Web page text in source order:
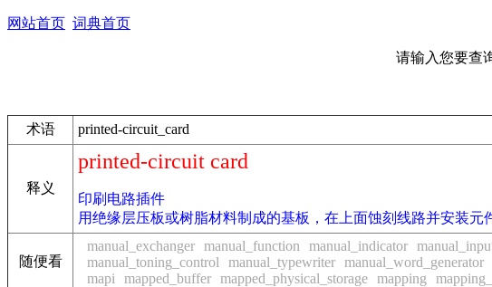
网站首页 词典首页
请输入您要查
术语 printed-circuit_card
释义
printed-circuit card
印刷电路插件
用绝缘层压板或树脂材料制成的基板，在上面蚀刻线路并安装元
随便看
manual_exchanger manual_function manual_indicator
manual_toning_control
manual_typewriter manual_word_generator
mapi
mapped_buffer mapped_physical_storage mapping